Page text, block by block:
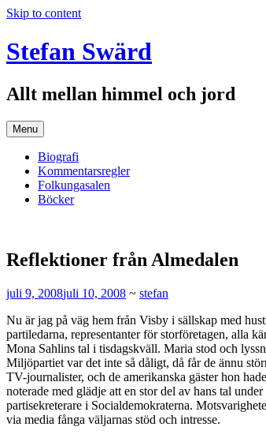
Skip to content
Stefan Swärd
Allt mellan himmel och jord
Menu
Biografi
Kommentarsregler
Folkungasalen
Böcker
Reflektioner från Almedalen
juli 9, 2008juli 10, 2008 ~ stefan
Nu är jag på väg hem från Visby i sällskap med
partiledarna, representanter för storföretagen, alla
Mona Sahlins tal i tisdagskväll. Maria stod och
Miljöpartiet var det inte så dåligt, då får de ännu
TV-journalister, och de amerikanska gäster hon
noterade med glädje att en stor del av hans tal
partisekreterare i Socialdemokraterna.
via media fånga väljarnas stöd och intresse.